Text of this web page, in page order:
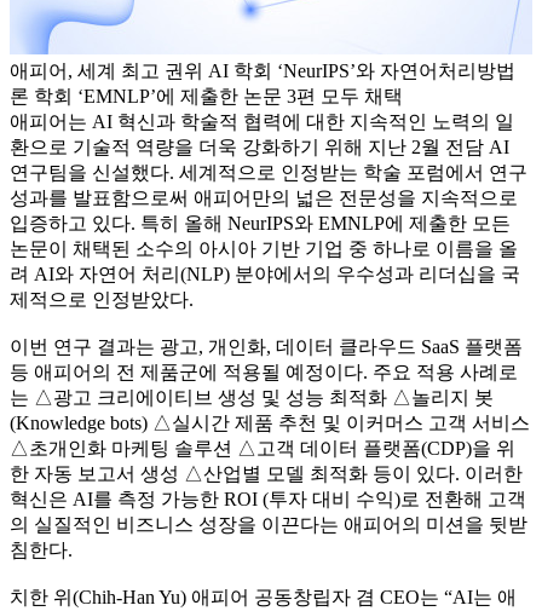
애피어, 세계 최고 권위 AI 학회 ‘NeurIPS’와 자연어처리방법
론 학회 ‘EMNLP’에 제출한 논문 3편 모두 채택
애피어는 AI 혁신과 학술적 협력에 대한 지속적인 노력의 일
환으로 기술적 역량을 더욱 강화하기 위해 지난 2월 전담 AI
연구팀을 신설했다. 세계적으로 인정받는 학술 포럼에서 연구
성과를 발표함으로써 애피어만의 넓은 전문성을 지속적으로
입증하고 있다. 특히 올해 NeurIPS와 EMNLP에 제출한 모든
논문이 채택된 소수의 아시아 기반 기업 중 하나로 이름을 올
려 AI와 자연어 처리(NLP) 분야에서의 우수성과 리더십을 국
제적으로 인정받았다.
이번 연구 결과는 광고, 개인화, 데이터 클라우드 SaaS 플랫폼
등 애피어의 전 제품군에 적용될 예정이다. 주요 적용 사례로
는 △광고 크리에이티브 생성 및 성능 최적화 △놀리지 봇
(Knowledge bots) △실시간 제품 추천 및 이커머스 고객 서비스
△초개인화 마케팅 솔루션 △고객 데이터 플랫폼(CDP)을 위
한 자동 보고서 생성 △산업별 모델 최적화 등이 있다. 이러한
혁신은 AI를 측정 가능한 ROI (투자 대비 수익)로 전환해 고객
의 실질적인 비즈니스 성장을 이끈다는 애피어의 미션을 뒷받
침한다.
치한 위(Chih-Han Yu) 애피어 공동창립자 겸 CEO는 “AI는 애